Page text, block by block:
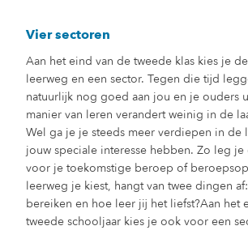
Vier sectoren
Aan het eind van de tweede klas kies je
leerweg en een sector. Tegen die tijd
natuurlijk nog goed aan jou en je ouders
manier van leren verandert weinig in de
Wel ga je je steeds meer verdiepen in
jouw speciale interesse hebben. Zo leg
voor je toekomstige beroep of
leerweg je kiest, hangt van twee dingen
bereiken en hoe leer jij het liefst?Aan het
tweede schooljaar kies je ook voor een